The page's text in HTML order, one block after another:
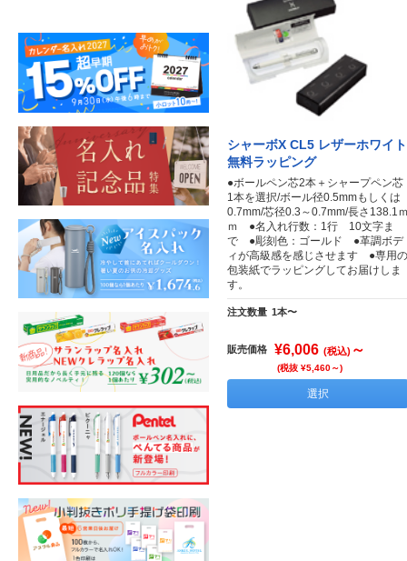
シャーボX CL5 レザーホワイト
無料ラッピング
●ボールペン芯2本＋シャープペン芯
1本を選択/ボール径0.5mmもしくは
0.7mm/芯径0.3～0.7mm/長さ138.1
ｍ ●名入れ行数：1行 10文字ま
で ●彫刻色：ゴールド ●革調ボデ
ィが高級感を感じさせます ●専用の
包装紙でラッピングしてお届けしま
す。
注文数量 1本〜
販売価格 ¥6,006 (税込) ～
(税抜 ¥5,460～)
選択